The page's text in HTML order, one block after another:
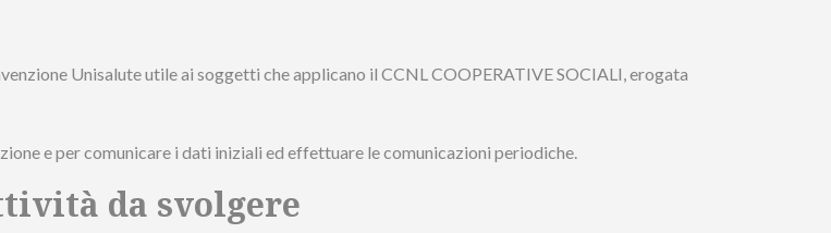
Unisalute utile ai soggetti che applicano il CCNL COOPERATIVE SOCIALI, erogata
e per comunicare i dati iniziali ed effettuare le comunicazioni periodiche.
da svolgere